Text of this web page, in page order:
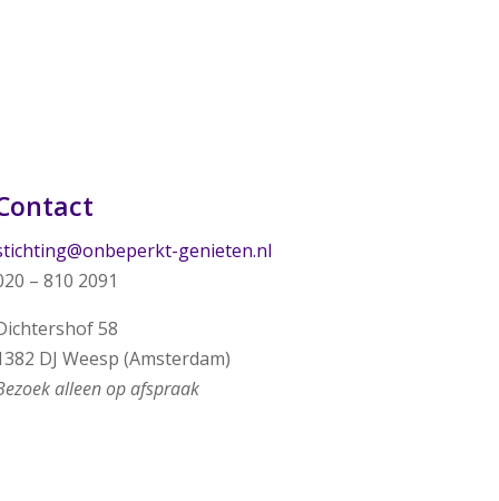
genieten.nl
– 810 2091
58
DJ Weesp (Amsterdam)
alleen op afspraak